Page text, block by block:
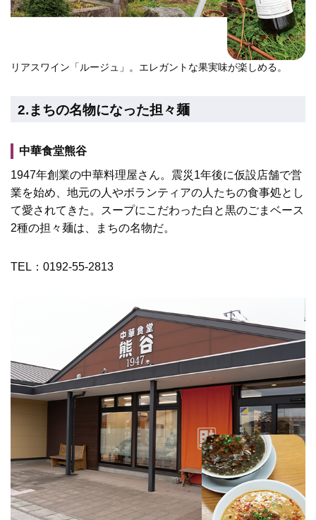
リアスワイン「ルージュ」。エレガントな果実味が楽しめる。
2.まちの名物になった担々麺
中華食堂熊谷
1947年創業の中華料理屋さん。震災1年後に仮設店舗で営
業を始め、地元の人やボランティアの人たちの食事処とし
て愛されてきた。スープにこだわった白と黒のごまベース
2種の担々麺は、まちの名物だ。
TEL：0192-55-2813